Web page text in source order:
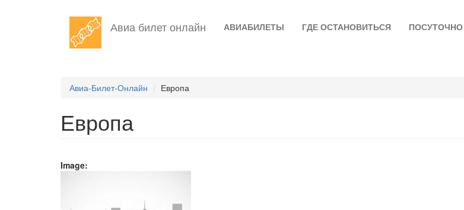
Авиа билет онлайн АВИАБИЛЕТЫ ГДЕ ОСТАНОВИТЬСЯ ПОСУТОЧНО
Авиа-Билет-Онлайн Европа
Европа
Image: